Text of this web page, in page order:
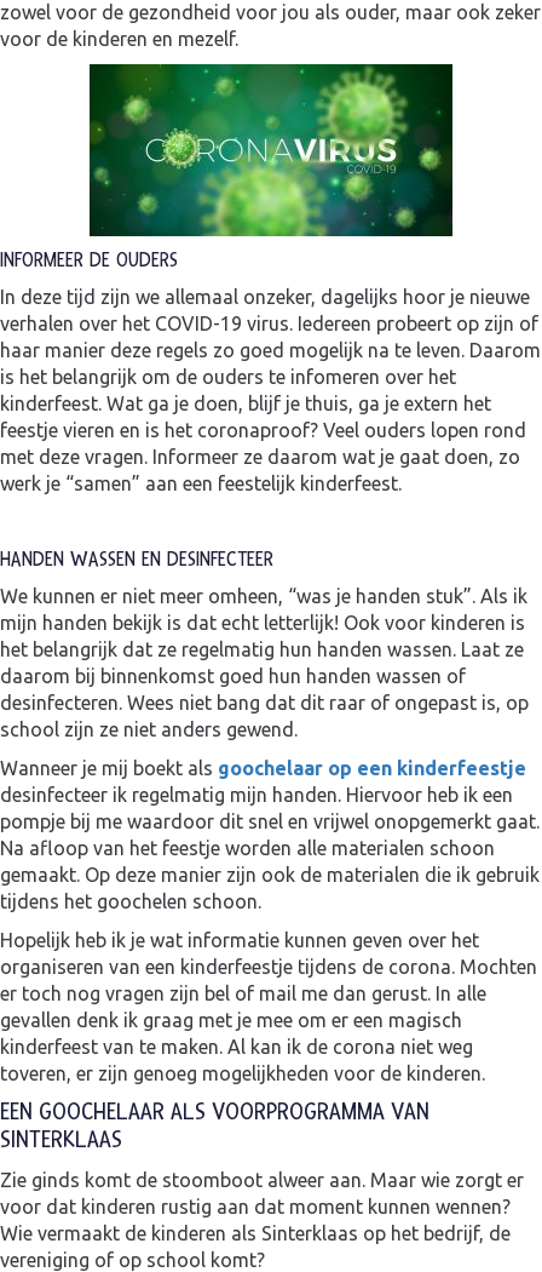
zowel voor de gezondheid voor jou als ouder, maar ook zeker
voor de kinderen en mezelf.
INFORMEER DE OUDERS
In deze tijd zijn we allemaal onzeker, dagelijks hoor je nieuwe
verhalen over het COVID-19 virus. Iedereen probeert op zijn of
haar manier deze regels zo goed mogelijk na te leven. Daarom
is het belangrijk om de ouders te infomeren over het
kinderfeest. Wat ga je doen, blijf je thuis, ga je extern het
feestje vieren en is het coronaproof? Veel ouders lopen rond
met deze vragen. Informeer ze daarom wat je gaat doen, zo
werk je “samen” aan een feestelijk kinderfeest.
HANDEN WASSEN EN DESINFECTEER
We kunnen er niet meer omheen, “was je handen stuk”. Als ik
mijn handen bekijk is dat echt letterlijk! Ook voor kinderen is
het belangrijk dat ze regelmatig hun handen wassen. Laat ze
daarom bij binnenkomst goed hun handen wassen of
desinfecteren. Wees niet bang dat dit raar of ongepast is, op
school zijn ze niet anders gewend.
Wanneer je mij boekt als goochelaar op een kinderfeestje
desinfecteer ik regelmatig mijn handen. Hiervoor heb ik een
pompje bij me waardoor dit snel en vrijwel onopgemerkt gaat.
Na afloop van het feestje worden alle materialen schoon
gemaakt. Op deze manier zijn ook de materialen die ik gebruik
tijdens het goochelen schoon.
Hopelijk heb ik je wat informatie kunnen geven over het
organiseren van een kinderfeestje tijdens de corona. Mochten
er toch nog vragen zijn bel of mail me dan gerust. In alle
gevallen denk ik graag met je mee om er een magisch
kinderfeest van te maken. Al kan ik de corona niet weg
toveren, er zijn genoeg mogelijkheden voor de kinderen.
EEN GOOCHELAAR ALS VOORPROGRAMMA VAN
SINTERKLAAS
Zie ginds komt de stoomboot alweer aan. Maar wie zorgt er
voor dat kinderen rustig aan dat moment kunnen wennen?
Wie vermaakt de kinderen als Sinterklaas op het bedrijf, de
vereniging of op school komt?